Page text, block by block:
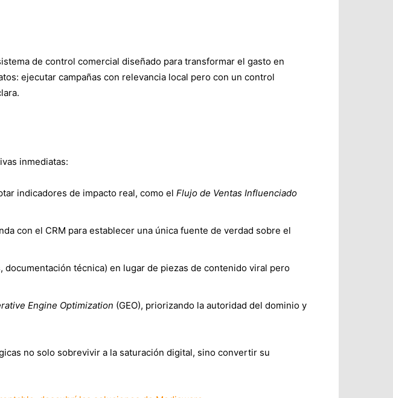
de control comercial diseñado para transformar el gasto en
ejecutar campañas con relevancia local pero con un control
inmediatas:
indicadores de impacto real, como el Flujo de Ventas Influenciado
con el CRM para establecer una única fuente de verdad sobre el
técnica) en lugar de piezas de contenido viral pero
Engine Optimization (GEO), priorizando la autoridad del dominio y
no solo sobrevivir a la saturación digital, sino convertir su